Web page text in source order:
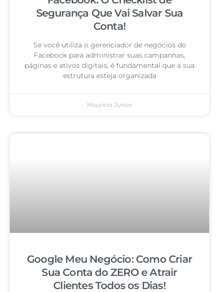
Segurança Que Vai Salvar Sua
Conta!
Se você utiliza o gerenciador de negócios do
Facebook para administrar suas campanhas,
páginas e ativos digitais, é fundamental que a sua
estrutura esteja organizada
Mauricio Junior
Google Meu Negócio: Como Criar
Sua Conta do ZERO e Atrair
Clientes Todos os Dias!